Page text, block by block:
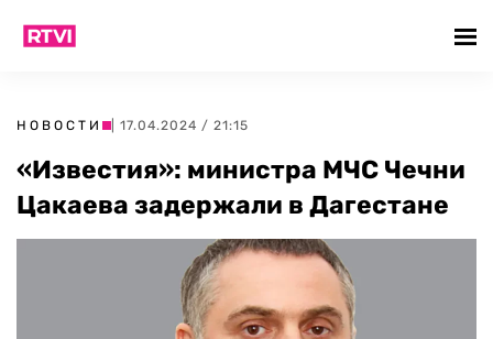
НОВОСТИ | 17.04.2024 / 21:15
«Известия»: министра МЧС Чечни
Цакаева задержали в Дагестане